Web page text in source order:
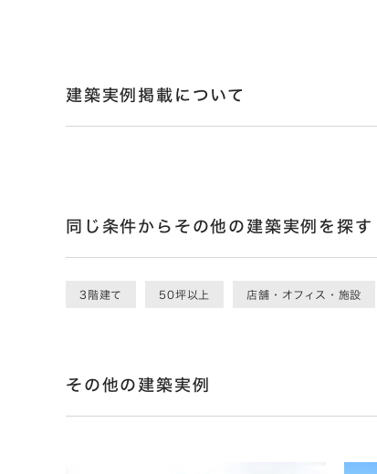
建築実例掲載について
同じ条件からその他の建築実例を探す
3階建て 50坪以上 店舗・オフィス・施設
その他の建築実例